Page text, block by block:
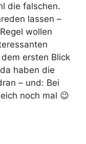
die falschen.
lassen –
wollen
ersten Blick
haben die
– und: Bei
noch mal 😉